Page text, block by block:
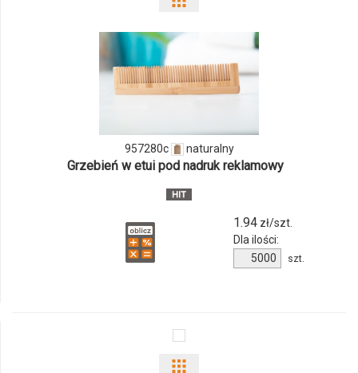
i
ilości
957280c
957280c naturalny
Grzebień w etui pod nadruk reklamowy
1.94zł/szt.
Dla ilości:
Ilość
produktu
szt.